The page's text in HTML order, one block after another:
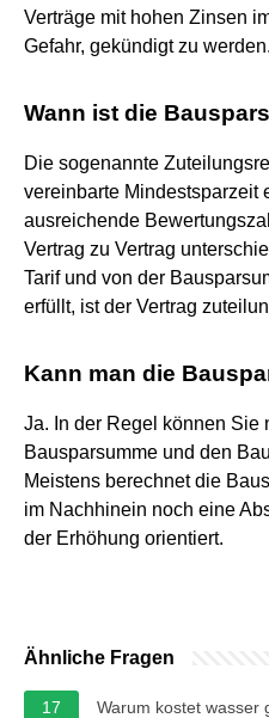
Verträge mit hohen Zinsen
Gefahr, gekündigt zu werden.
Wann ist die
Die sogenannte
vereinbarte Mindestsparzeit
ausreichende
Vertrag zu Vertrag
Tarif und von der
erfüllt, ist der Vertrag
Kann man die
Ja. In der Regel können Sie
Bausparsumme und den
Meistens berechnet die
im Nachhinein noch eine
der Erhöhung orientiert.
Ähnliche Fragen
17 Warum kostet wasser